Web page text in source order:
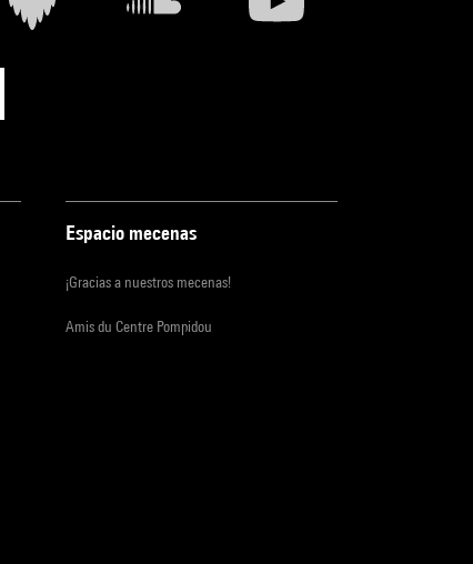
Espacio mecenas
¡Gracias a nuestros mecenas!
Amis du Centre Pompidou